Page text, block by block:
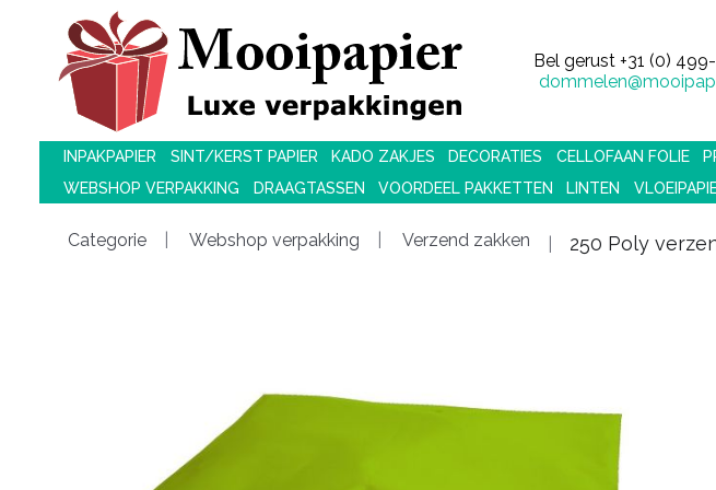
Bel gerust +31 (0)
INPAKPAPIER SINT/KERST PAPIER KADO ZAKJES DECORATIES CELLOFAAN FOLIE
WEBSHOP VERPAKKING
DRAAGTASSEN VOORDEEL PAKKETTEN LINTEN
Categorie Webshop verpakking Verzend zakken 250 Poly